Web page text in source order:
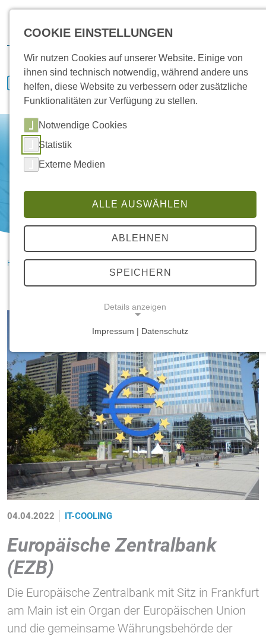
Downloads
HANSA Klimasysteme im Saterland
News
Europäische Zentralbank (EZB)
04.04.2022 IT-COOLING
Europäische Zentralbank
(EZB)
Die Europäische Zentralbank mit Sitz in Frankfurt
am Main ist ein Organ der Europäischen Union
und die gemeinsame Währungsbehörde der
COOKIE EINSTELLUNGEN
Wir nutzen Cookies auf unserer Website. Einige von
ihnen sind technisch notwendig, während andere uns
helfen, diese Website zu verbessern oder zusätzliche
Funktionalitäten zur Verfügung zu stellen.
Notwendige Cookies
Statistik
Externe Medien
ALLE AUSWÄHLEN
ABLEHNEN
SPEICHERN
Details anzeigen
Notwendige Cookies ermöglichen grundlegende
Funktionen und sind für die einwandfreie Funktion
der Website erforderlich.
Einverständnis-Cookie
Name:
cookie_consent
Zweck:
Dieser Cookie speichert die ausgewählten
Einverständnis-Optionen des Benutzers
Cookie Laufzeit:
STATISTIK
Statistik Cookies erfassen Informationen anonym.
Diese Informationen helfen uns zu verstehen, wie
unsere Besucher unsere Website nutzen.
Impressum | Datenschutz